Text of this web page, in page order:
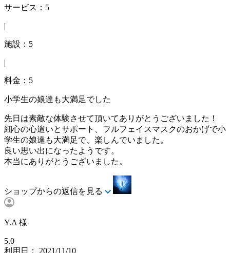
サービス：5
|
施設：5
|
料金：5
小学生の娘達も大満足でした
先日は素敵な体験させて頂いてありがとうございました！
細心の心遣いとサポート、フルフェイスマスクのおかげで小
学生の娘達も大満足で、楽しんでいました。
良い思い出になったようです。
本当にありがとうございました。
ショップからの返信を見る
Y.A 様
5.0
利用日： 2021/11/10